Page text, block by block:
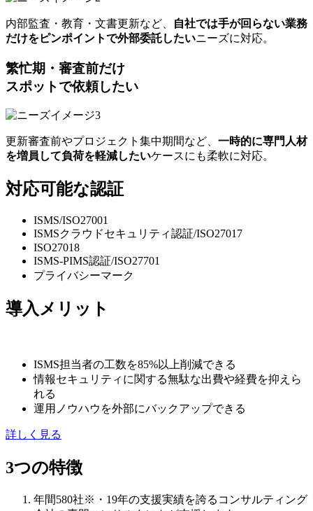
内部監査・教育・文書更新など、
自社では手が回らない業務
だけをピンポイントで外部委託したいニーズに対応。
繁忙期・審査前だけ
スポットで依頼したい
更新審査前やプロジェクト集中期間など、 一時的に専門人材
を増員して負荷を軽減したいケースにも柔軟に対応。
対応可能な認証
ISMS/ISO27001
ISMSクラウドセキュリティ認証/ISO27017
ISO27018
ISMS-PIMS認証/ISO27701
プライバシーマーク
導入メリット
ISMS担当者の工数を85%以上削減できる
情報セキュリティに関する無駄な出費や経費を抑えら
れる
運用ノウハウを外部にバックアップできる
詳しく見る
3つの特徴
年間580社※ ・19年の支援実績を誇るコンサルティング